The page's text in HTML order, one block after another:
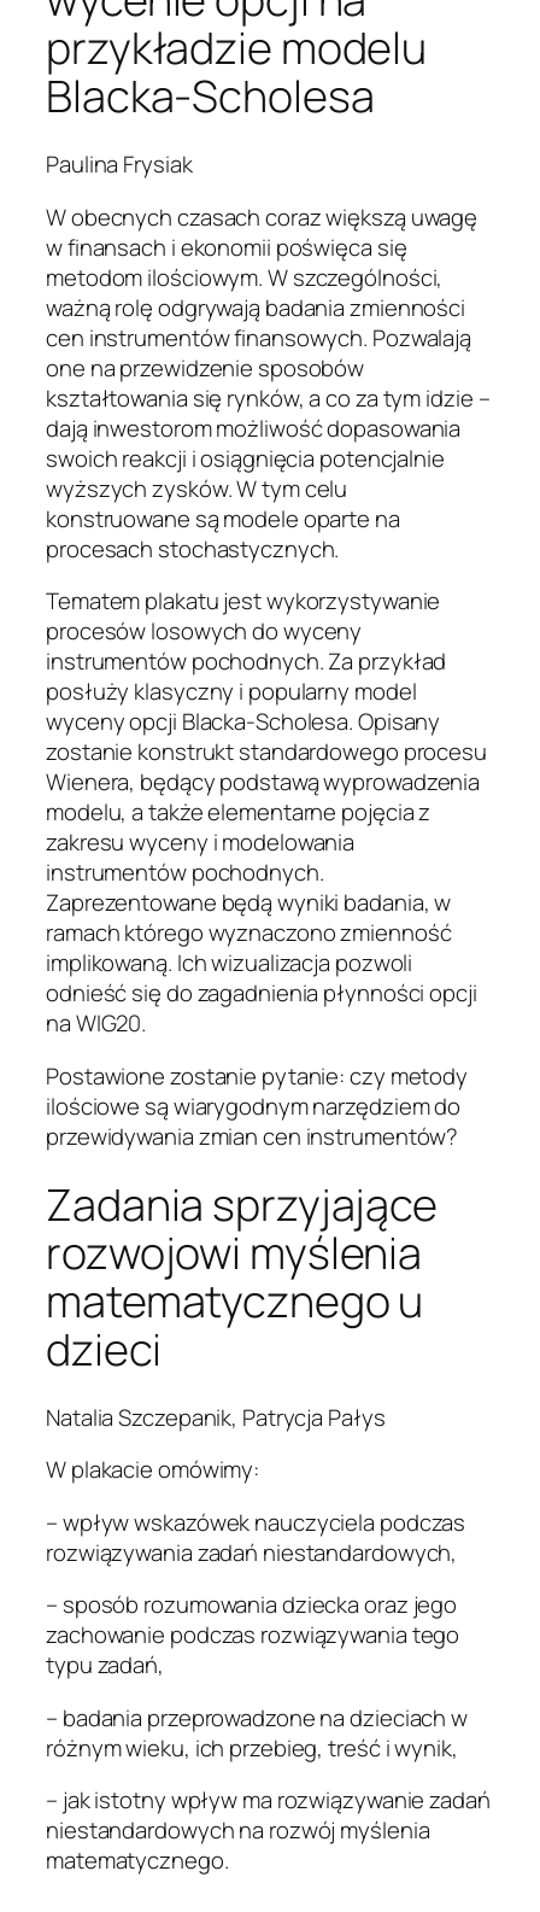
przykładzie modelu
Blacka-Scholesa
Paulina Frysiak
W obecnych czasach coraz większą uwagę
w finansach i ekonomii poświęca się
metodom ilościowym. W szczególności,
ważną rolę odgrywają badania zmienności
cen instrumentów finansowych. Pozwalają
one na przewidzenie sposobów
kształtowania się rynków, a co za tym idzie –
dają inwestorom możliwość dopasowania
swoich reakcji i osiągnięcia potencjalnie
wyższych zysków. W tym celu
konstruowane są modele oparte na
procesach stochastycznych.
Tematem plakatu jest wykorzystywanie
procesów losowych do wyceny
instrumentów pochodnych. Za przykład
posłuży klasyczny i popularny model
wyceny opcji Blacka-Scholesa. Opisany
zostanie konstrukt standardowego procesu
Wienera, będący podstawą wyprowadzenia
modelu, a także elementarne pojęcia z
zakresu wyceny i modelowania
instrumentów pochodnych.
Zaprezentowane będą wyniki badania, w
ramach którego wyznaczono zmienność
implikowaną. Ich wizualizacja pozwoli
odnieść się do zagadnienia płynności opcji
na WIG20.
Postawione zostanie pytanie: czy metody
ilościowe są wiarygodnym narzędziem do
przewidywania zmian cen instrumentów?
Zadania sprzyjające
rozwojowi myślenia
matematycznego u
dzieci
Natalia Szczepanik, Patrycja Pałys
W plakacie omówimy:
– wpływ wskazówek nauczyciela podczas
rozwiązywania zadań niestandardowych,
– sposób rozumowania dziecka oraz jego
zachowanie podczas rozwiązywania tego
typu zadań,
– badania przeprowadzone na dzieciach w
różnym wieku, ich przebieg, treść i wynik,
– jak istotny wpływ ma rozwiązywanie zadań
niestandardowych na rozwój myślenia
matematycznego.